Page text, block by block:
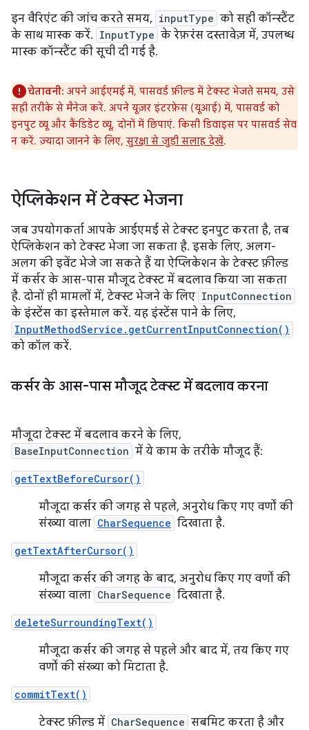
इन वैरिएंट की जांच करते समय, inputType को सही कॉन्स्टैंट
के साथ मास्क करें. InputType के रेफ़रंस दस्तावेज़ में, उपलब्ध
मास्क कॉन्स्टैंट की सूची दी गई है.
चेतावनी: अपने आईएमई में, पासवर्ड फ़ील्ड में टेक्स्ट भेजते समय, उसे
सही तरीके से मैनेज करें. अपने यूज़र इंटरफ़ेस (यूआई) में, पासवर्ड को
इनपुट व्यू और कैंडिडेट व्यू, दोनों में छिपाएं. किसी डिवाइस पर पासवर्ड सेव
न करें. ज़्यादा जानने के लिए, सुरक्षा से जुड़ी सलाह देखें.
ऐप्लिकेशन में टेक्स्ट भेजना
जब उपयोगकर्ता आपके आईएमई से टेक्स्ट इनपुट करता है, तब
ऐप्लिकेशन को टेक्स्ट भेजा जा सकता है. इसके लिए, अलग-
अलग की इवेंट भेजे जा सकते हैं या ऐप्लिकेशन के टेक्स्ट फ़ील्ड
में कर्सर के आस-पास मौजूद टेक्स्ट में बदलाव किया जा सकता
है. दोनों ही मामलों में, टेक्स्ट भेजने के लिए InputConnection
के इंस्टेंस का इस्तेमाल करें. यह इंस्टेंस पाने के लिए,
InputMethodService.getCurrentInputConnection()
को कॉल करें.
कर्सर के आस-पास मौजूद टेक्स्ट में बदलाव करना
मौजूदा टेक्स्ट में बदलाव करने के लिए,
BaseInputConnection में ये काम के तरीके मौजूद हैं:
getTextBeforeCursor()
मौजूदा कर्सर की जगह से पहले, अनुरोध किए गए वर्णों की
संख्या वाला CharSequence दिखाता है.
getTextAfterCursor()
मौजूदा कर्सर की जगह के बाद, अनुरोध किए गए वर्णों की
संख्या वाला CharSequence दिखाता है.
deleteSurroundingText()
मौजूदा कर्सर की जगह से पहले और बाद में, तय किए गए
वर्णों की संख्या को मिटाता है.
commitText()
टेक्स्ट फ़ील्ड में CharSequence सबमिट करता है और